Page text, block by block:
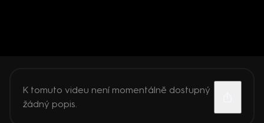
K tomuto videu není momentálně dostupný
žádný popis.